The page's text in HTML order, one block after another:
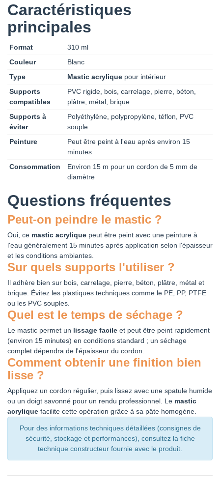
Caractéristiques
principales
Format
310 ml
Couleur
Blanc
Type
Mastic acrylique pour intérieur
Supports
compatibles
PVC rigide, bois, carrelage, pierre, béton,
plâtre, métal, brique
Supports à
éviter
Polyéthylène, polypropylène, téflon, PVC
souple
Peinture
Peut être peint à l'eau après environ 15
minutes
Consommation
Environ 15 m pour un cordon de 5 mm de
diamètre
Questions fréquentes
Peut-on peindre le mastic ?
Oui, ce mastic acrylique peut être peint avec une peinture à
l'eau généralement 15 minutes après application selon l'épaisseur
et les conditions ambiantes.
Sur quels supports l'utiliser ?
Il adhère bien sur bois, carrelage, pierre, béton, plâtre, métal et
brique. Évitez les plastiques techniques comme le PE, PP, PTFE
ou les PVC souples.
Quel est le temps de séchage ?
Le mastic permet un lissage facile et peut être peint rapidement
(environ 15 minutes) en conditions standard ; un séchage
complet dépendra de l'épaisseur du cordon.
Comment obtenir une finition bien
lisse ?
Appliquez un cordon régulier, puis lissez avec une spatule humide
ou un doigt savonné pour un rendu professionnel. Le mastic
acrylique facilite cette opération grâce à sa pâte homogène.
Pour des informations techniques détaillées (consignes de
sécurité, stockage et performances), consultez la fiche
technique constructeur fournie avec le produit.